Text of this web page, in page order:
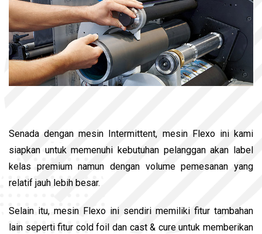
Senada dengan mesin Intermittent, mesin Flexo ini kami
siapkan untuk memenuhi kebutuhan pelanggan akan label
kelas premium namun dengan volume pemesanan yang
relatif jauh lebih besar.
Selain itu, mesin Flexo ini sendiri memiliki fitur tambahan
lain seperti fitur cold foil dan cast & cure untuk memberikan